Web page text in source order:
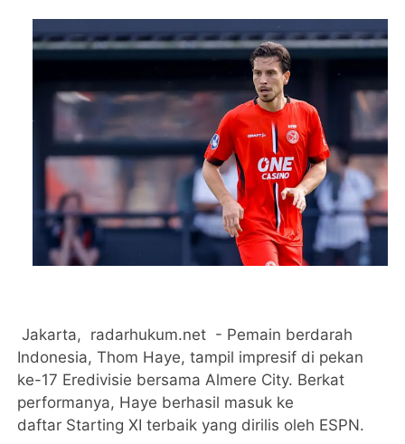
Jakarta, radarhukum.net - Pemain berdarah
Indonesia, Thom Haye, tampil impresif di pekan
ke-17 Eredivisie bersama Almere City. Berkat
performanya, Haye berhasil masuk ke
daftar Starting XI terbaik yang dirilis oleh ESPN.